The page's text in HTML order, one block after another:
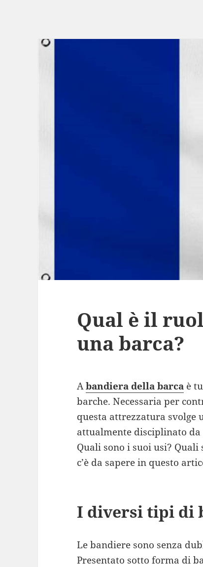
Qual è il
una barca?
Abandiera della barca è
barche. Necessaria per
questa attrezzatura svolge
attualmente disciplinato da
Quali sono i suoi usi?
c’è da sapere in questo
I diversi tipi di
Le bandiere sono senza
Presentato sotto forma di